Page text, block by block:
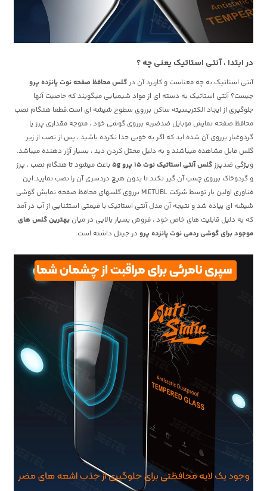
در ابتدا ، آنتی استاتیک یعنی چه ؟
آنتی استاتیک به چه معناست و کاربرد آن درگلس محافظ صفحه نوت پانزده پرو
چیست؟ آنتی استاتیک به دسته ای از مواد شیمیایی میگویند که خاصیت آنها
جلوگیری از ایجاد الکتریسیته ساکن برروی سطوح شیشه ای است.قطعا هنگام نصب
محافظ صفحه نمایش موبایل ضدضربه برروی گوشی خود ، متوجه مقداری پرز یا
گردوغبار برروی آن شده اید که اگر به خوبی جدا نکرده باشید ، پس از نصب از زیر
گلس قابل مشاهده میباشند و به دلیل مختل کردن دید ، بسیار آزار دهنده میباشد.
ویژگی ضدپرزگلس آنتی استاتیک نوت 15 پرو 5g
باعث میشود تا هنگام نصب ، پرز
و گردوخاک برروی چسب آن گیر نکند تا بدون هیچ دردسری آن را نصب نمایید.این
فناوری اولین بار توسط شرکت MIETUBL برروی گلسهای محافظ صفحه نمایش گوشی
شیشه ای پیاده شد و نتیجه آن مدل آنتی استاتیک با قیمتی استثنایی از آب در آمد
که به دلیل قابلیت های خاص خود ، فروش بسیار بالایی در میانبهترین گلس های
موجود برای گوشی ردمی نوت پانزده پرو در جیتل داشته است.